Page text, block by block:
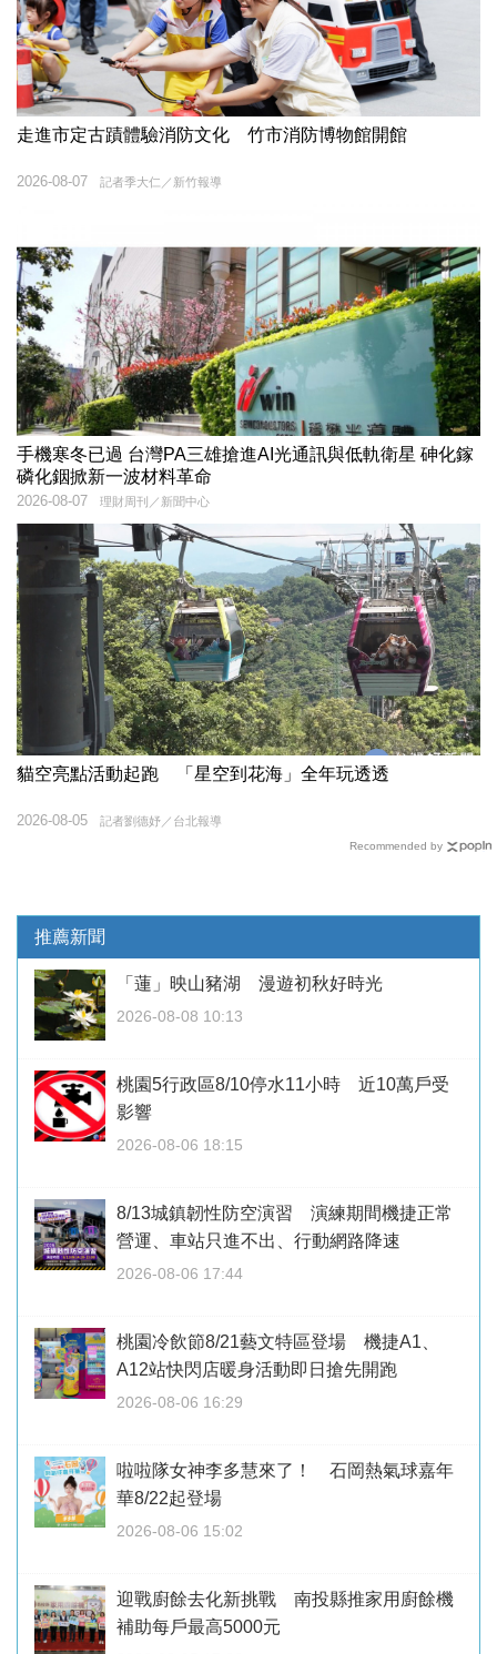
走進市定古蹟體驗消防文化 竹市消防博物館開館
記者季大仁／新竹報導
2026-08-07
手機寒冬已過 台灣PA三雄搶進AI光通訊與低軌衛星 砷化鎵
磷化銦掀新一波材料革命
理財周刊／新聞中心
2026-08-07
貓空亮點活動起跑 「星空到花海」全年玩透透
記者劉德妤／台北報導
2026-08-05
Recommended by
推薦新聞
「蓮」映山豬湖 漫遊初秋好時光
2026-08-08 10:13
桃園5行政區8/10停水11小時 近10萬戶受
影響
2026-08-06 18:15
8/13城鎮韌性防空演習 演練期間機捷正常
營運、車站只進不出、行動網路降速
2026-08-06 17:44
桃園冷飲節8/21藝文特區登場 機捷A1、
A12站快閃店暖身活動即日搶先開跑
2026-08-06 16:29
啦啦隊女神李多慧來了！ 石岡熱氣球嘉年
華8/22起登場
2026-08-06 15:02
迎戰廚餘去化新挑戰 南投縣推家用廚餘機
補助每戶最高5000元